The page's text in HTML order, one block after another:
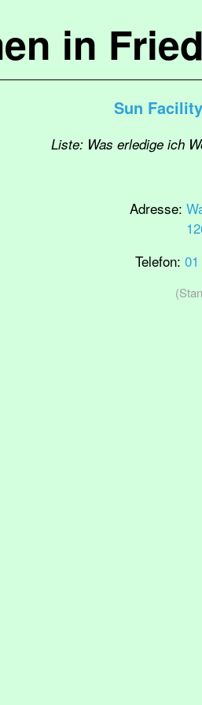
in
Sun
Liste: Was erledige ich
Adresse:
Telefon: